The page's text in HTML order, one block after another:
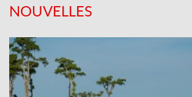
NOUVELLES